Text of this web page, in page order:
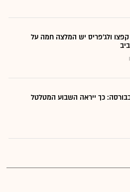
ולג'פריס יש המלצה חמה על
בבורסה: כך ייראה השבוע המטלטל